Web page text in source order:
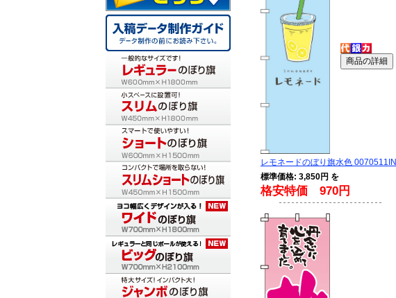
レモネードのぼり旗水色 0070511IN
標準価格: 3,850円 を
格安特価 970円